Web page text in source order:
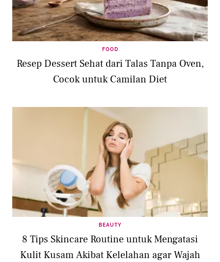
FOOD
Resep Dessert Sehat dari Talas Tanpa Oven,
Cocok untuk Camilan Diet
BEAUTY
8 Tips Skincare Routine untuk Mengatasi
Kulit Kusam Akibat Kelelahan agar Wajah